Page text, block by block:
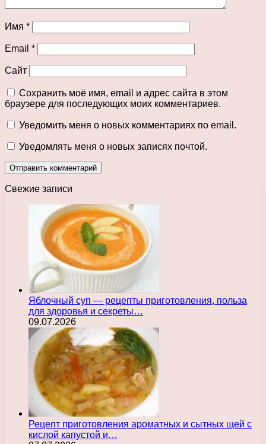
Имя *
Email *
Сайт
Сохранить моё имя, email и адрес сайта в этом
браузере для последующих моих комментариев.
Уведомить меня о новых комментариях по email.
Уведомлять меня о новых записях почтой.
Свежие записи
Яблочный суп — рецепты приготовления, польза
для здоровья и секреты…
09.07.2026
Рецепт приготовления ароматных и сытных щей с
кислой капустой и…